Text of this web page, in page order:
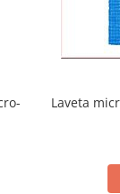
Laveta